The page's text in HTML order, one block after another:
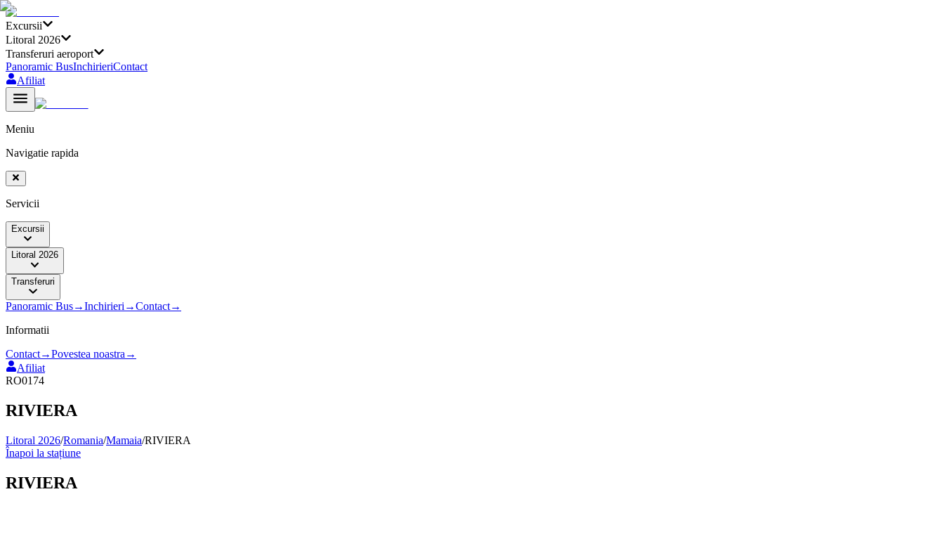
Excursii
Litoral 2026
Transferuri aeroport
Panoramic BusInchirieriContact
Afiliat
Meniu
Navigatie rapida
Servicii
Excursii
Litoral 2026
Transferuri
Panoramic Bus→Inchirieri →Contact→
Informatii
Contact→Povestea noastra →
Afiliat
RO0174
RIVIERA
Litoral 2026/Romania/Mamaia/RIVIERA
Înapoi la stațiune
RIVIERA